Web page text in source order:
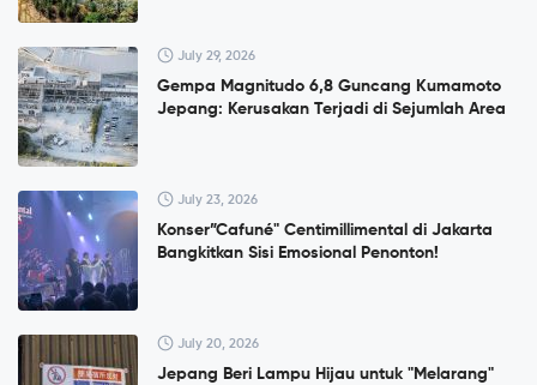
July 29, 2026
Gempa Magnitudo 6,8 Guncang Kumamoto
Jepang: Kerusakan Terjadi di Sejumlah Area
July 23, 2026
Konser”Cafuné" Centimillimental di Jakarta
Bangkitkan Sisi Emosional Penonton!
July 20, 2026
Jepang Beri Lampu Hijau untuk "Melarang"